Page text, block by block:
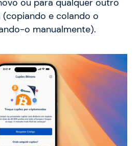
ou para qualquer outro
e colando o
o manualmente).